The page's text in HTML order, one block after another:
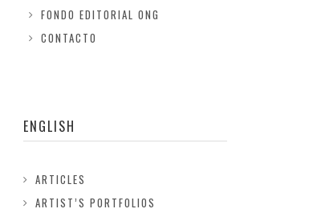
FONDO EDITORIAL ONG
CONTACTO
ENGLISH
ARTICLES
ARTIST’S PORTFOLIOS